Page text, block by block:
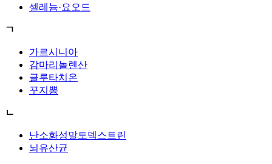
셀레늄·요오드
ㄱ
가르시니아
감마리놀렌산
글루타치온
꾸지뽕
ㄴ
난소화성말토덱스트린
뇌유산균